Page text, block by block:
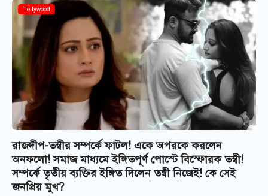
Tollywood
রাজদীপ-তন্বীর সম্পর্কে ফাটল! একে অপরকে করলেন
অনফলো! সমাজ মাধ্যমে ইঙ্গিতপূর্ণ পোস্টে বিস্ফোরক তন্বী!
সম্পর্কে তৃতীয় ব্যক্তির ইঙ্গিত দিলেন তন্বী নিজেই! কে সেই
জনপ্রিয় মুখ?